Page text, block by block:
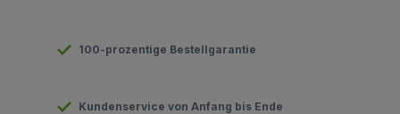
100-prozentige Bestellgarantie
Kundenservice von Anfang bis Ende